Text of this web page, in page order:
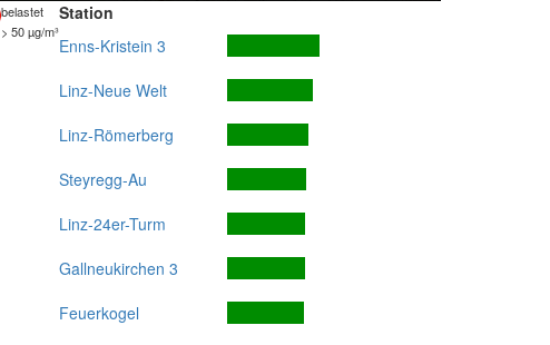
belastet
> 50 µg/m³
Station
Enns-Kristein 3
Linz-Neue Welt
Linz-Römerberg
Steyregg-Au
Linz-24er-Turm
Gallneukirchen 3
Feuerkogel